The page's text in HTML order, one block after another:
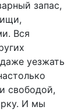
запас,
Вся
уезжать
свободой,
И мы